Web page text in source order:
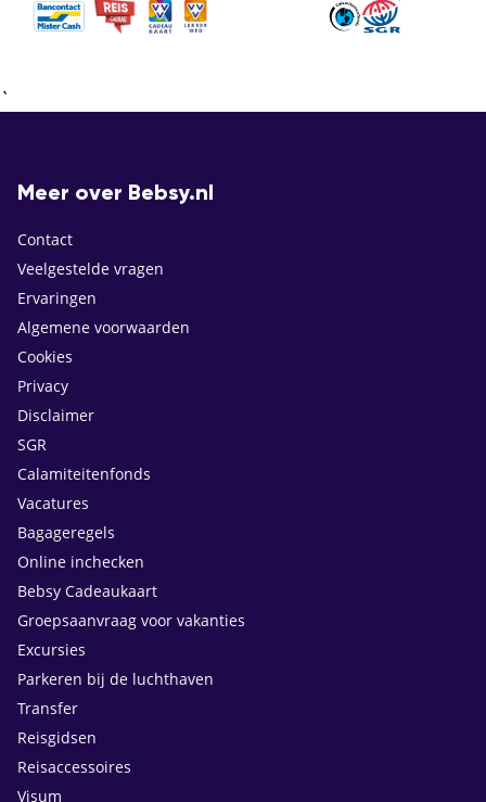
`
Meer over Bebsy.nl
Contact
Veelgestelde vragen
Ervaringen
Algemene voorwaarden
Cookies
Privacy
Disclaimer
SGR
Calamiteitenfonds
Vacatures
Bagageregels
Online inchecken
Bebsy Cadeaukaart
Groepsaanvraag voor vakanties
Excursies
Parkeren bij de luchthaven
Transfer
Reisgidsen
Reisaccessoires
Visum